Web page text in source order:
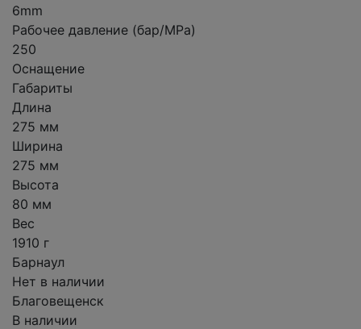
6mm
Рабочее давление (бар/MPa)
250
Оснащение
Габариты
Длина
275 мм
Ширина
275 мм
Высота
80 мм
Вес
1910 г
Барнаул
Нет в наличии
Благовещенск
В наличии